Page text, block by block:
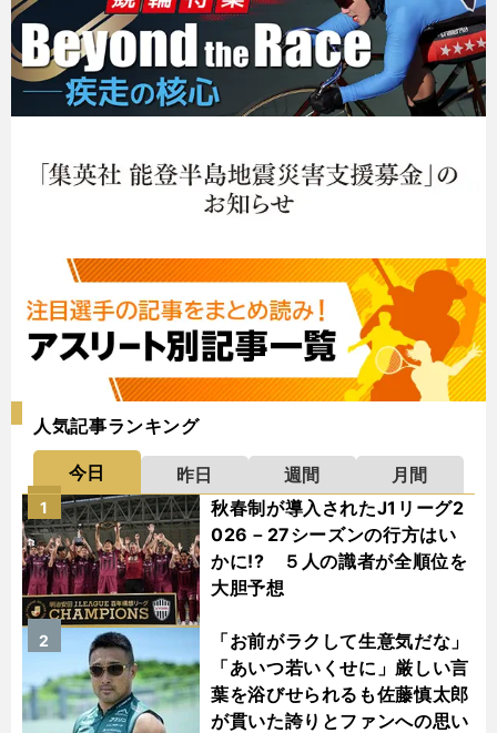
人気記事ランキング
今日 昨日 週間
月間
秋春制が導入されたJ1リーグ2
026－27シーズンの行方はい
かに!? ５人の識者が全順位を
大胆予想
1
「お前がラクして生意気だな」
「あいつ若いくせに」厳しい言
葉を浴びせられるも佐藤慎太郎
が貫いた誇りとファンへの思い
2